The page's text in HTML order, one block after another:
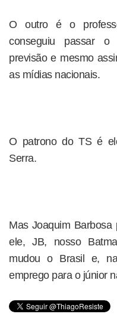
O outro é o
conseguiu passar
previsão e mesmo
as mídias nacionais.
O patrono do TS é
Serra.
Mas Joaquim
ele, JB, nosso
mudou o Brasil e,
emprego para o júnior